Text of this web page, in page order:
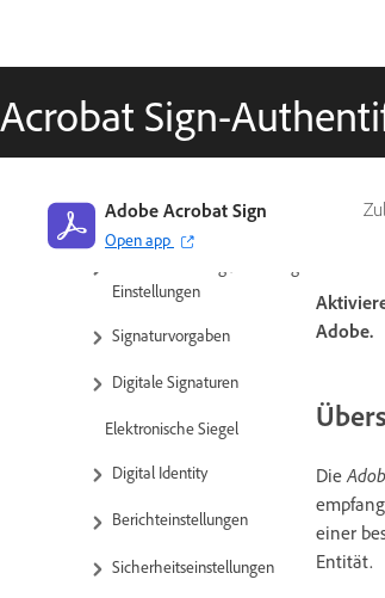
Acrobat Sign-
Adobe Acrobat Sign
Open app
Konto-/Gruppeneinstellungen
Globale Einstellungen
Einstellungen
Signaturvorgaben
Digitale Signaturen
Elektronische Siegel
Digital Identity
Berichteinstellungen
Sicherheitseinstellungen
Adobe.
Die
einer
Entität.